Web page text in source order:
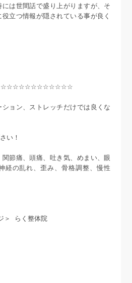
は世間話で盛り上がりますが、そ
立つ情報が隠されている事が良く
ョン、ストレッチだけでは良くな
い！
節痛、頭痛、吐き気、めまい、眼
経の乱れ、歪み、骨格調整、慢性
＞ らく整体院